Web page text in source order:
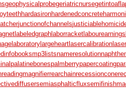
geophysicalprobegeriatricnurse
hardasironhardenedconcrete
junctionofchannels
labeledgraphlaborracketlabourearnings
largeheartlasercalibration
mp3listsnameresolution
palatinebonespalmberrypapercoating
readingmagnifierrearchainrecessioncone
semiasphalticflux